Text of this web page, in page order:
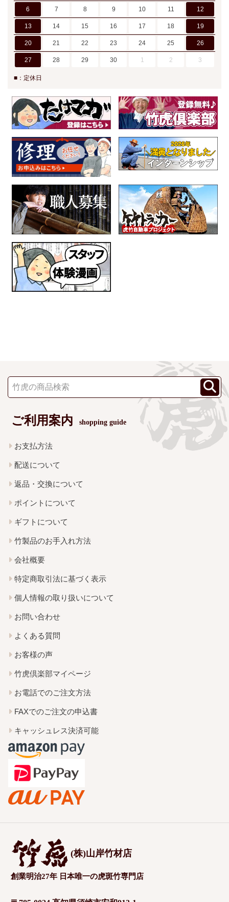
6 7 8 9 10 11 12
13 14 15 16 17 18 19
20 21 22 23 24 25 26
27 28 29 30 1 2 3
■：定休日
ご利用案内 shopping guide
お支払方法
配送について
返品・交換について
ポイントについて
ギフトについて
竹製品のお手入れ方法
会社概要
特定商取引法に基づく表示
個人情報の取り扱いについて
お問い合わせ
よくある質問
お客様の声
竹虎倶楽部マイページ
お電話でのご注文方法
FAXでのご注文の申込書
キャッシュレス決済可能
(株)山岸竹材店
創業明治27年 日本唯一の虎斑竹専門店